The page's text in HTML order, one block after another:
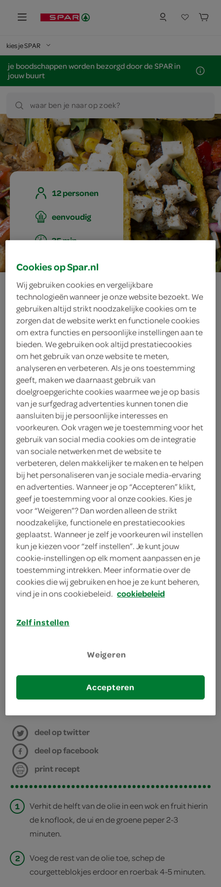
kies je SPAR
je boodschappen worden bezorgd door de SPAR in
jouw buurt
waar ben je naar op zoek?
12 personen
eenvoudig
35 min.
taco's met mais
en mozzarella
ingrediënten
400 gram mozzarella
400 gram mozzarella
12 taco's
2 eetlepels platte peterselie
2 limoenen
8 gedroogde tomaten op olie
600 gram mais
500 gram courgettes
2 groene pepers
4 teentjes knoflook
bereiden
deel op twitter
deel op facebook
print recept
1
Verhit de helft van de olie in een wok en fruit hierin
de knoflook, de ui en de groene peper 2-3
minuten.
2
Voeg de rest van de olie toe, schep de
courgetteblokjes erdoor en roerbak 4-5 minuten.
Cookies op Spar.nl
Wij gebruiken cookies en vergelijkbare
technologieën wanneer je onze website bezoekt. We
gebruiken altijd strikt noodzakelijke cookies om te
zorgen dat de website werkt en functionele cookies
om extra functies en persoonlijke instellingen aan te
bieden. We gebruiken ook altijd prestatiecookies
om het gebruik van onze website te meten,
analyseren en verbeteren. Als je ons toestemming
geeft, maken we daarnaast gebruik van
doelgroepgerichte cookies waarmee we je op basis
van je surfgedrag advertenties kunnen tonen die
aansluiten bij je persoonlijke interesses en
voorkeuren. Ook vragen we je toestemming voor het
gebruik van social media cookies om de integratie
van sociale netwerken met de website te
verbeteren, delen makkelijker te maken en te helpen
bij het personaliseren van je sociale media-ervaring
en advertenties. Wanneer je op “Accepteren” klikt,
geef je toestemming voor al onze cookies. Kies je
voor “Weigeren”? Dan worden alleen de strikt
noodzakelijke, functionele en prestatiecookies
geplaatst. Wanneer je zelf je voorkeuren wil instellen
kun je kiezen voor “zelf instellen”. Je kunt jouw
cookie-instellingen op elk moment aanpassen en je
toestemming intrekken. Meer informatie over de
cookies die wij gebruiken en hoe je ze kunt beheren,
vind je in ons cookiebeleid. cookiebeleid
Zelf instellen
Weigeren
Accepteren